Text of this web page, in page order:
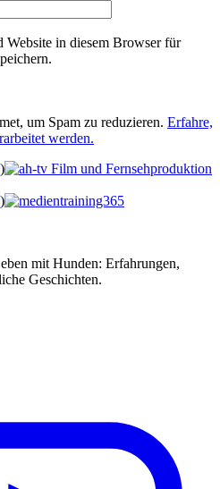
in diesem Browser für
um Spam zu reduzieren. Erfahre,
werden.
)
)
mit Hunden: Erfahrungen,
Geschichten.